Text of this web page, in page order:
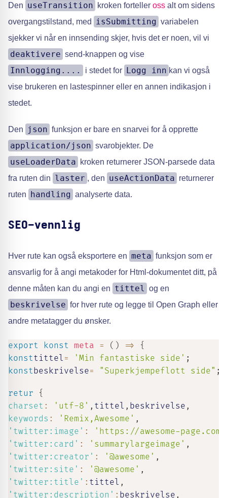
Den useTransition kroken forteller oss alt om sidens
overgangstilstand, med
isSubmitting variabelen
sjekker vi når en innsending skjer, hvis det er noen, vil vi
deaktivere send-knappen og vise
Innlogging.... i stedet for Logg inn kan vi også
vise brukeren en lastespinner eller en annen indikasjon i
stedet.
Den json funksjon er bare en snarvei for å opprette
application/json svarobjekter. De
useLoaderData
kroken returnerer JSON-parsede data
fra ruten din laster , den useActionData returnerer
ruten handling analyserte data.
SEO-vennlig
Hver rute kan også eksportere en meta funksjon som er
ansvarlig for å angi metakoder for Html-dokumentet ditt, på
denne måten kan du angi en tittel og en
beskrivelse for hver rute og legge til Open Graph eller
andre metatagger du ønsker.
export konst meta = ( ) =>
{
konsttittel = 'Min fantastiske side' ;
konstbeskrivelse= "Superkjempeflott side" ;
retur
{
charset : 'utf-8' , tittel , beskrivelse ,
keywords : 'Remix,Awesome' ,
'twitter:image' :
'https://awesome-page.com/
'twitter:card' : 'summarylargeimage' ,
'twitter:creator' : '@awesome' ,
'twitter:site' : '@awesome' ,
'twitter:title' : tittel ,
'twitter:description' : beskrivelse ,